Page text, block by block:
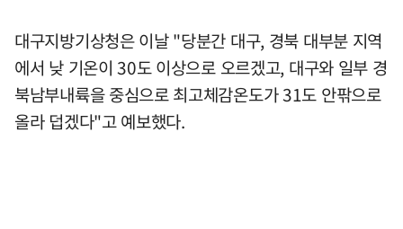
대구지방기상청은 이날 "당분간 대구, 경북 대부분 지역
에서 낮 기온이 30도 이상으로 오르겠고, 대구와 일부 경
북남부내륙을 중심으로 최고체감온도가 31도 안팎으로
올라 덥겠다"고 예보했다.